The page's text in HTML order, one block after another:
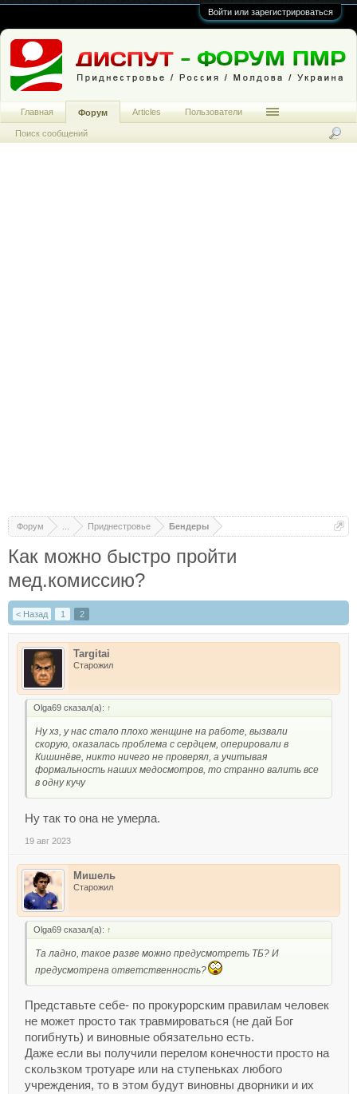
Войти или зарегистрироваться
Форум Приднестровье Бендеры
Как можно быстро пройти
мед.комиссию?
< Назад 1 2
Targitai
Старожил
Olga69 сказал(а): ↑
Ну хз, у нас стало плохо женщине на работе, вызвали
скорую, оказалась проблема с сердцем, оперировали в
Кишинёве, никто ничего не проверял, а учитывая
формальность наших медосмотров, то странно валить все
в одну кучу
Ну так то она не умерла.
19 авг 2023
Мишель
Старожил
Olga69 сказал(а): ↑
Та ладно, такое разве можно предусмотреть ТБ? И
предусмотрена ответственность?
Представьте себе- по прокурорским правилам человек
не может просто так травмироваться (не дай Бог
погибнуть) и виновные обязательно есть.
Даже если вы получили перелом конечности просто на
скользком тротуаре или на ступеньках любого
учреждения, то в этом будут виновны дворники и их
Главная Форум
Поиск сообщений
Articles Пользователи